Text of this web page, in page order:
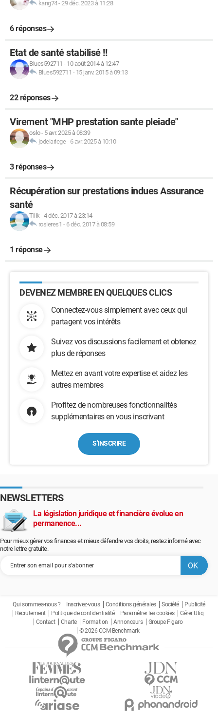
kang74-29 déc. 2023 à 11:28
6 réponses
Etat de santé stabilisé !!
Blues592711 - 10 août 2014 à 12:47
Blues592711 - 15 janv. 2015 à 09:13
22 réponses
Virement "MHP prestation sante pleiade"
oslo- 5 avr. 2025 à 08:39
jodelariege- 6 avr. 2025 à 10:10
3 réponses
Récupération sur prestations indues Assurance
santé
Tilik-4 déc. 2017 à 23:14
rosieres1 - 6 déc. 2017 à 08:59
1 réponse
DEVENEZ MEMBRE EN QUELQUES CLICS
Connectez-vous simplement avec ceux qui
partagent vos intérêts
Suivez vos discussions facilement et obtenez
plus de réponses
Mettez en avant votre expertise et aidez les
autres membres
Profitez de nombreuses fonctionnalités
supplémentaires en vous inscrivant
S'INSCRIRE
NEWSLETTERS
La législation juridique et financière évolue en
permanence...
Pour mieux gérer vos finances et mieux défendre vos droits, restez informé avec
notre lettre gratuite.
Qui sommes-nous ? Inscrivez-vous Conditions générales Société
Publicité
Recrutement
Politique de confidentialité Paramétrer les cookies
Gérer Utiq
Contact
Charte Formation Annonceurs
Groupe Figaro
© 2026 CCM Benchmark